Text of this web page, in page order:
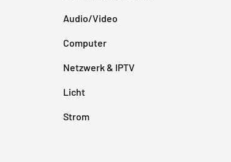
Audio/Video
Computer
Netzwerk & IPTV
Licht
Strom